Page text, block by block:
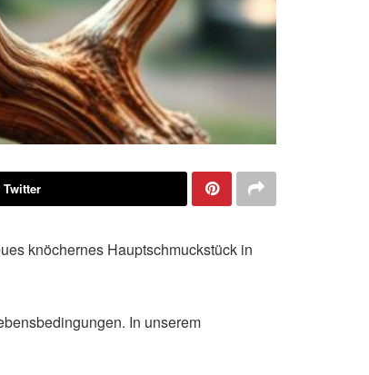
knöchernes Hauptschmuckstück in
In unserem